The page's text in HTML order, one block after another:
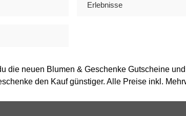
Erlebnisse
die neuen Blumen & Geschenke Gutscheine
den Kauf günstiger. Alle Preise inkl.